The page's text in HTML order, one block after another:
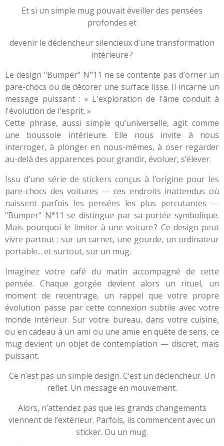
Et si un simple mug pouvait éveiller des pensées
profondes et
devenir le déclencheur silencieux d’une transformation
intérieure ?
Le design "Bumper" N°11 ne se contente pas d’orner un
pare-chocs ou de décorer une surface lisse. Il incarne un
message puissant : « L'exploration de l'âme conduit à
l'évolution de l'esprit. »
Cette phrase, aussi simple qu’universelle, agit comme
une boussole intérieure. Elle nous invite à nous
interroger, à plonger en nous-mêmes, à oser regarder
au-delà des apparences pour grandir, évoluer, s’élever.
Issu d’une série de stickers conçus à l’origine pour les
pare-chocs des voitures — ces endroits inattendus où
naissent parfois les pensées les plus percutantes —
"Bumper" N°11 se distingue par sa portée symbolique.
Mais pourquoi le limiter à une voiture ? Ce design peut
vivre partout : sur un carnet, une gourde, un ordinateur
portable... et surtout, sur un mug.
Imaginez votre café du matin accompagné de cette
pensée. Chaque gorgée devient alors un rituel, un
moment de recentrage, un rappel que votre propre
évolution passe par cette connexion subtile avec votre
monde intérieur. Sur votre bureau, dans votre cuisine,
ou en cadeau à un ami ou une amie en quête de sens, ce
mug devient un objet de contemplation — discret, mais
puissant.
Ce n’est pas un simple design. C’est un déclencheur. Un
reflet. Un message en mouvement.
Alors, n’attendez pas que les grands changements
viennent de l’extérieur. Parfois, ils commencent avec un
sticker. Ou un mug.